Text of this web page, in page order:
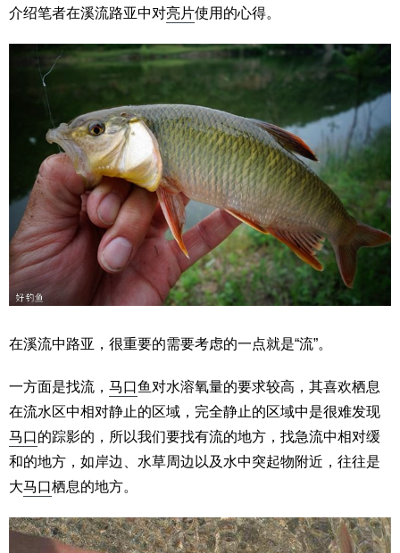
介绍笔者在溪流路亚中对亮片使用的心得。
在溪流中路亚，很重要的需要考虑的一点就是“流”。
一方面是找流， 马口鱼对水溶氧量的要求较高，其喜欢栖息
在流水区中相对静止的区域，完全静止的区域中是很难发现
马口的踪影的，所以我们要找有流的地方，找急流中相对缓
和的地方，如岸边、水草周边以及水中突起物附近，往往是
大马口栖息的地方。